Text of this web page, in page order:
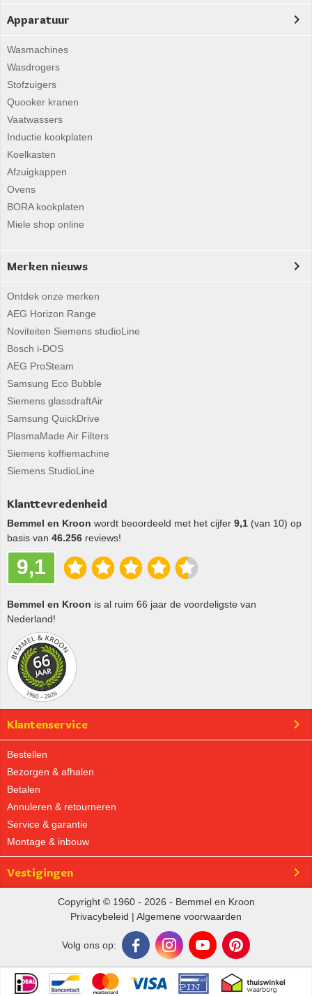
Apparatuur
Wasmachines
Wasdrogers
Stofzuigers
Quooker kranen
Vaatwassers
Inductie kookplaten
Koelkasten
Afzuigkappen
Ovens
BORA kookplaten
Miele shop online
Merken nieuws
Ontdek onze merken
AEG Horizon Range
Noviteiten Siemens studioLine
Bosch i-DOS
AEG ProSteam
Samsung Eco Bubble
Siemens glassdraftAir
Samsung QuickDrive
PlasmaMade Air Filters
Siemens koffiemachine
Siemens StudioLine
Klanttevredenheid
Bemmel en Kroon wordt beoordeeld met het cijfer 9,1 (van 10) op
basis van 46.256 reviews!
9,1
Bemmel en Kroon is al ruim 66 jaar de voordeligste van
Nederland!
Klantenservice
Bestellen
Bezorgen & afhalen
Betalen
Annuleren & retourneren
Service & garantie
Montage & inbouw
Vestigingen
Copyright © 1960 - 2026 - Bemmel en Kroon
Privacybeleid | Algemene voorwaarden
Volg ons op: